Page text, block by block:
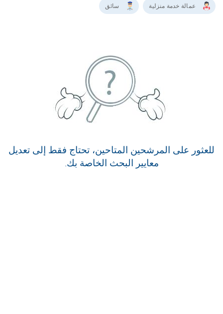
عمالة خدمة منزلية سائق
للعثور على المرشحين المتاحين، تحتاج فقط إلى تعديل
معايير البحث الخاصة بك.